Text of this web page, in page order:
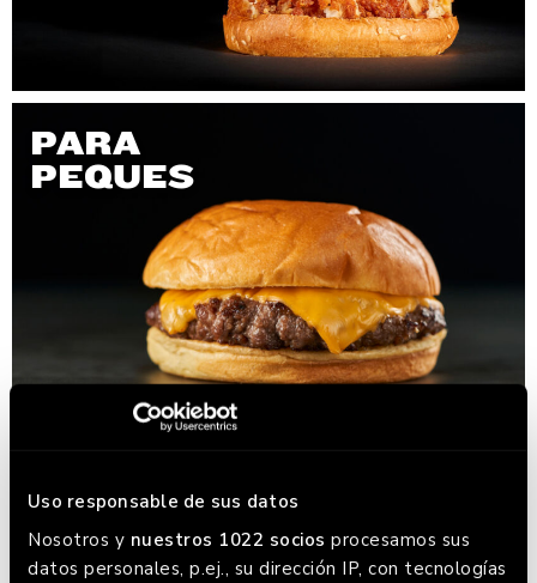
Uso responsable de sus datos
Nosotros y nuestros 1022 socios procesamos sus
datos personales, p.ej., su dirección IP, con tecnologías
PARA
PEQUES